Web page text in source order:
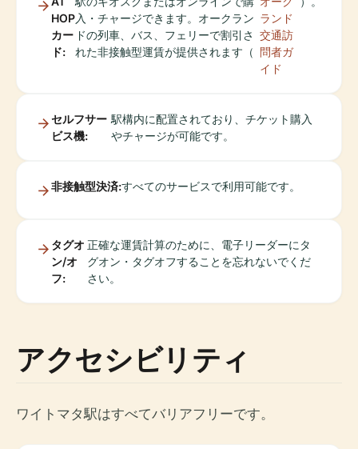
HOP
カー
ド:
入・チャージできます。オークラン
ドの列車、バス、フェリーで割引さ
れた非接触型運賃が提供されます（
ランド
交通訪
問者ガ
イド
セルフサー
ビス機:
駅構内に配置されており、チケット購入
やチャージが可能です。
非接触型決済:すべてのサービスで利用可能です。
タグオ
ン/オ
フ:
正確な運賃計算のために、電子リーダーにタ
グオン・タグオフすることを忘れないでくだ
さい。
アクセシビリティ
ワイトマタ駅はすべてバリアフリーです。